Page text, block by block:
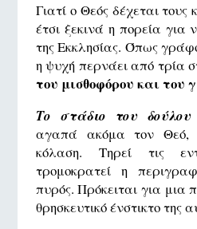
Γιατί ο Θεός δέχεται
έτσι ξεκινά η πορεία για
της Εκκλησίας. Όπως
η ψυχή περνάει από τρία
του μισθοφόρου και του
Το στάδιο του δούλου
αγαπά ακόμα τον Θεό,
κόλαση. Τηρεί τις
τρομοκρατεί η
πυρός. Πρόκειται για μια
θρησκευτικό ένστικτο της